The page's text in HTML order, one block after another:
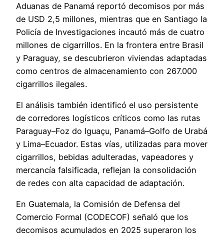
Aduanas de Panamá reportó decomisos por más
de USD 2,5 millones, mientras que en Santiago la
Policía de Investigaciones incautó más de cuatro
millones de cigarrillos. En la frontera entre Brasil
y Paraguay, se descubrieron viviendas adaptadas
como centros de almacenamiento con 267.000
cigarrillos ilegales.
El análisis también identificó el uso persistente
de corredores logísticos críticos como las rutas
Paraguay–Foz do Iguaçu, Panamá–Golfo de Urabá
y Lima–Ecuador. Estas vías, utilizadas para mover
cigarrillos, bebidas adulteradas, vapeadores y
mercancía falsificada, reflejan la consolidación
de redes con alta capacidad de adaptación.
En Guatemala, la Comisión de Defensa del
Comercio Formal (CODECOF) señaló que los
decomisos acumulados en 2025 superaron los